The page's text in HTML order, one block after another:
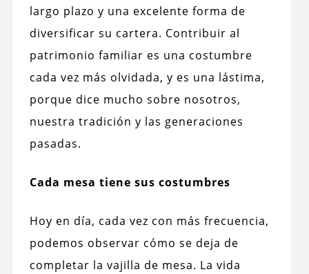
largo plazo y una excelente forma de
diversificar su cartera. Contribuir al
patrimonio familiar es una costumbre
cada vez más olvidada, y es una lástima,
porque dice mucho sobre nosotros,
nuestra tradición y las generaciones
pasadas.
Cada mesa tiene sus costumbres
Hoy en día, cada vez con más frecuencia,
podemos observar cómo se deja de
completar la vajilla de mesa. La vida